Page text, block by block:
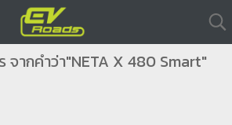
จากคำว่า"NETA X 480 Smart"